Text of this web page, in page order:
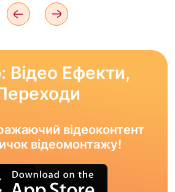
Відео Ефекти,
відеоконтент
відеомонтажу!